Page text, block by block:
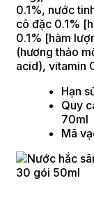
0.1%, nước
cô đặc 0.1%
0.1% [hàm
(hương thảo
acid), vitamin
Hạn
Quy
70ml
Mã